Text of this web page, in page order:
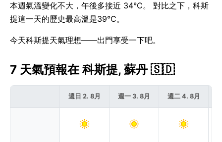
本週氣溫變化不大，午後多接近 34°C。 對比之下，科斯
提這一天的歷史最高溫是39°C。
今天科斯提天氣理想——出門享受一下吧。
7 天氣預報在 科斯提, 蘇丹 🇸🇩
週日 2. 8月 週一 3. 8月 週二 4. 8月